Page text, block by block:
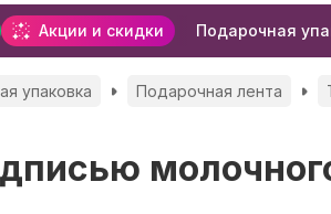
Акции и скидки Подарочная
упаковка Подарочная лента